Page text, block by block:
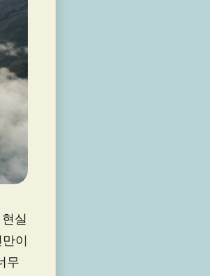
실
이
무